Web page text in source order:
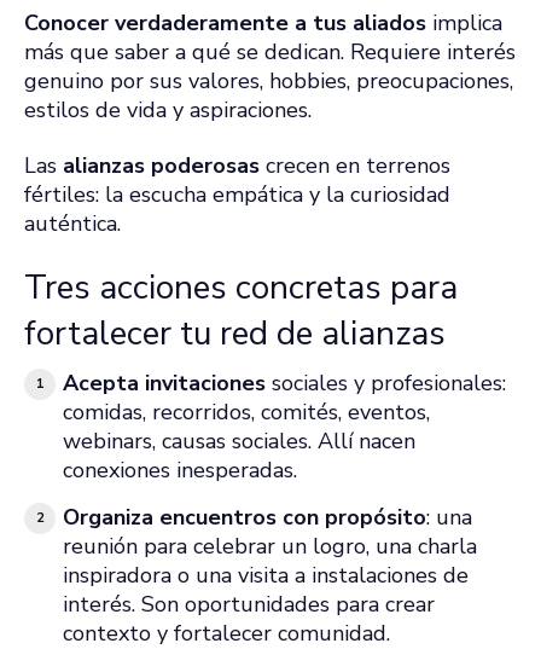
Conocer verdaderamente a tus aliados implica
más que saber a qué se dedican. Requiere interés
genuino por sus valores, hobbies, preocupaciones,
estilos de vida y aspiraciones.
Las alianzas poderosas crecen en terrenos
fértiles: la escucha empática y la curiosidad
auténtica.
Tres acciones concretas para
fortalecer tu red de alianzas
Acepta invitaciones sociales y profesionales:
comidas, recorridos, comités, eventos,
webinars, causas sociales. Allí nacen
conexiones inesperadas.
Organiza encuentros con propósito: una
reunión para celebrar un logro, una charla
inspiradora o una visita a instalaciones de
interés. Son oportunidades para crear
contexto y fortalecer comunidad.